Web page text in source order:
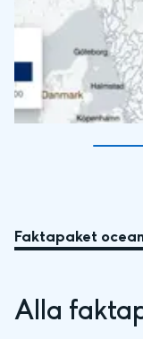
Gå
Faktapaket
Alla